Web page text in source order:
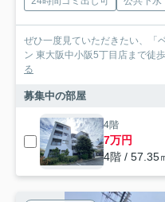
ぜひ一度見ていただきたい、「
ン 東大阪中小阪5丁目店まで徒
る
募集中の部屋
4階
7万円
4階 / 57.35